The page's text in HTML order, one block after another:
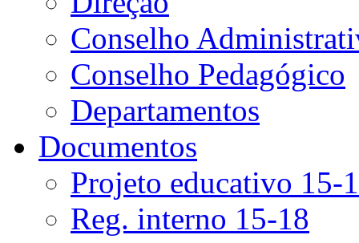
Conselho
Conselho Pedagógico
Departamentos
Documentos
Projeto educativo 15-
Reg. interno 15-18